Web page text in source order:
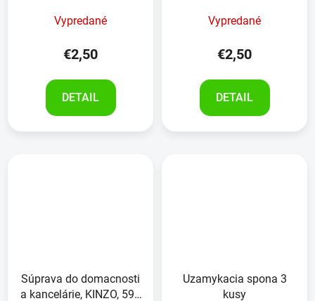
Vypredané
€2,50
DETAIL
Vypredané
€2,50
DETAIL
Súprava do domacnosti
a kancelárie, KINZO, 594
Uzamykacia spona 3
kusy